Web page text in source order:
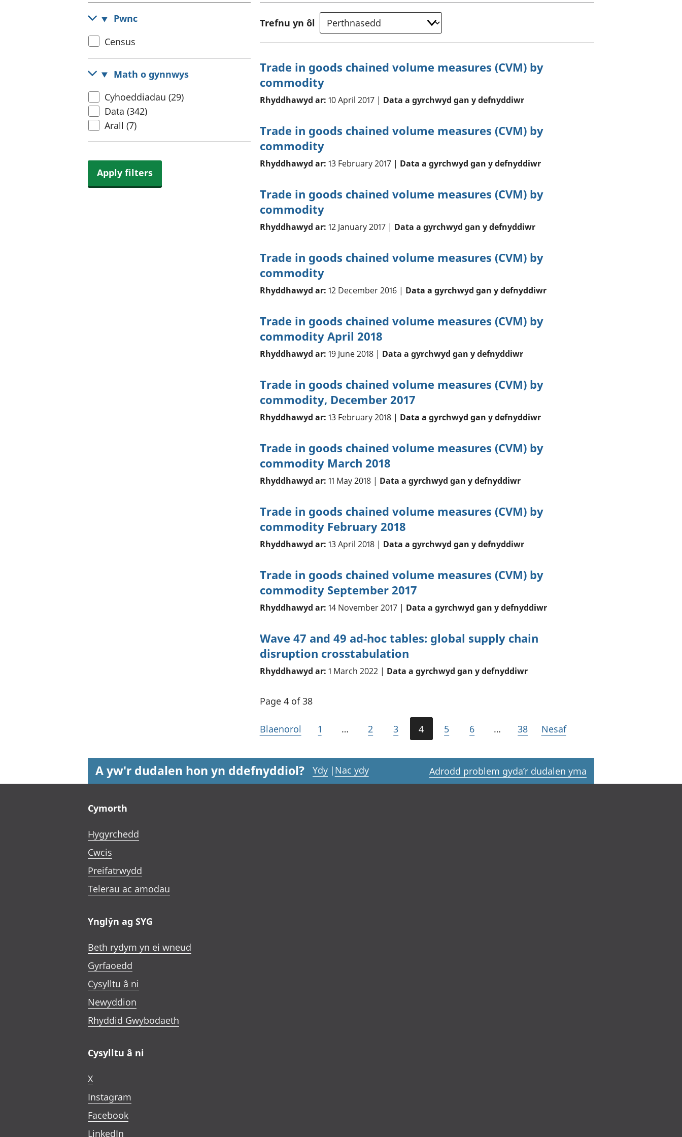
chwyddiant a
Buddsoddiadau,
Cyfrifon gwladol
Cyfrifon rhanbarthol
Cyllid personol a chyllid
aelwydydd
Poblogaeth ac ymfudo
Pwnc
Select
census
topic
Census
Math o gynnwys
Select
content
type
Cyhoeddiadau (29)
Data (342)
Arall (7)
Apply filters
Trefnu yn ôl
Trade in goods chained volume measures (CVM) by
commodity
Rhyddhawyd ar: 10 April 2017 | Data a gyrchwyd gan y defnyddiwr
Trade in goods chained volume measures (CVM) by
commodity
Rhyddhawyd ar: 13 February 2017 | Data a gyrchwyd gan y defnyddiwr
Trade in goods chained volume measures (CVM) by
commodity
Rhyddhawyd ar: 12 January 2017 | Data a gyrchwyd gan y defnyddiwr
Trade in goods chained volume measures (CVM) by
commodity
Rhyddhawyd ar: 12 December 2016 | Data a gyrchwyd gan y defnyddiwr
Trade in goods chained volume measures (CVM) by
commodity April 2018
Rhyddhawyd ar: 19 June 2018 | Data a gyrchwyd gan y defnyddiwr
Trade in goods chained volume measures (CVM) by
commodity, December 2017
Rhyddhawyd ar: 13 February 2018 | Data a gyrchwyd gan y defnyddiwr
Trade in goods chained volume measures (CVM) by
commodity March 2018
Rhyddhawyd ar: 11 May 2018 | Data a gyrchwyd gan y defnyddiwr
Trade in goods chained volume measures (CVM) by
commodity February 2018
Rhyddhawyd ar: 13 April 2018 | Data a gyrchwyd gan y defnyddiwr
Trade in goods chained volume measures (CVM) by
commodity September 2017
Rhyddhawyd ar: 14 November 2017 | Data a gyrchwyd gan y defnyddiwr
Wave 47 and 49 ad-hoc tables: global supply chain
disruption crosstabulation
Rhyddhawyd ar: 1 March 2022 | Data a gyrchwyd gan y defnyddiwr
Page 4 of 38
Blaenorol 1 … 2 3 4 5 6 … 38 Nesaf
A yw'r dudalen hon yn ddefnyddiol? Ydy | Nac ydy Adrodd problem gyda’r dudalen yma
Cymorth
Hygyrchedd
Cwcis
Preifatrwydd
Telerau ac amodau
Ynglŷn ag SYG
Beth rydym yn ei wneud
Gyrfaoedd
Cysylltu â ni
Newyddion
Rhyddid Gwybodaeth
Cysylltu â ni
X
Instagram
Facebook
LinkedIn